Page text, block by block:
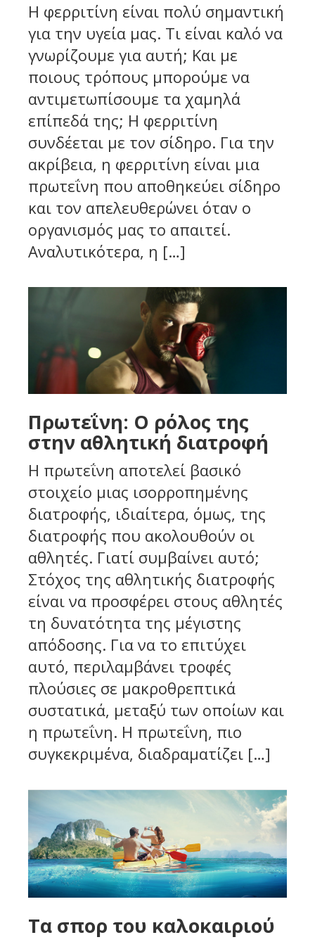
Η φερριτίνη είναι πολύ σημαντική
για την υγεία μας. Τι είναι καλό να
γνωρίζουμε για αυτή; Και με
ποιους τρόπους μπορούμε να
αντιμετωπίσουμε τα χαμηλά
επίπεδά της; Η φερριτίνη
συνδέεται με τον σίδηρο. Για την
ακρίβεια, η φερριτίνη είναι μια
πρωτεΐνη που αποθηκεύει σίδηρο
και τον απελευθερώνει όταν ο
οργανισμός μας το απαιτεί.
Αναλυτικότερα, η […]
Πρωτεΐνη: Ο ρόλος της
στην αθλητική διατροφή
Η πρωτεΐνη αποτελεί βασικό
στοιχείο μιας ισορροπημένης
διατροφής, ιδιαίτερα, όμως, της
διατροφής που ακολουθούν οι
αθλητές. Γιατί συμβαίνει αυτό;
Στόχος της αθλητικής διατροφής
είναι να προσφέρει στους αθλητές
τη δυνατότητα της μέγιστης
απόδοσης. Για να το επιτύχει
αυτό, περιλαμβάνει τροφές
πλούσιες σε μακροθρεπτικά
συστατικά, μεταξύ των οποίων και
η πρωτεΐνη. Η πρωτεΐνη, πιο
συγκεκριμένα, διαδραματίζει […]
Τα σπορ του καλοκαιριού